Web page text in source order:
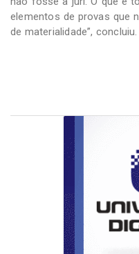
elementos de provas que
de materialidade”, concluiu.